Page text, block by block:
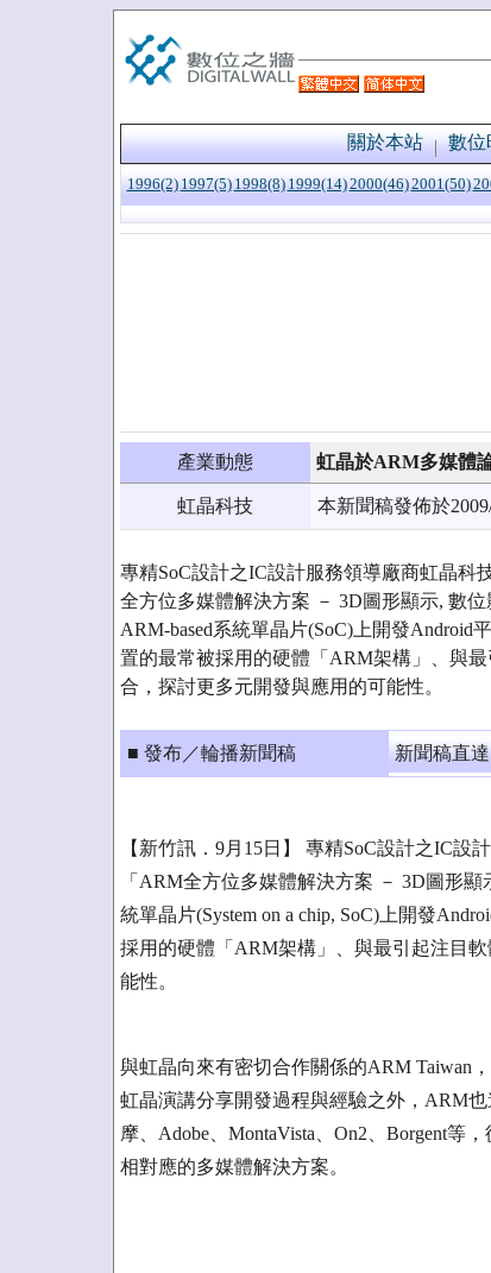
關於本站 數位
1996(2) 1997(5) 1998(8) 1999(14)2000(46)2001(50)
產業動態 虹晶於ARM多媒體
虹晶科技 本新聞稿發佈於
專精SoC設計之IC設計服務領導廠商虹晶科
全方位多媒體解決方案 － 3D圖形顯示, 數
ARM-based系統單晶片(SoC)上開發
置的最常被採用的硬體「ARM架構」、與
合，探討更多元開發與應用的可能性。
■ 發布／輪播新聞稿 新聞稿直
【新竹訊．9月15日】 專精SoC設計之IC
「ARM全方位多媒體解決方案 － 3D圖形
統單晶片(System on a chip, SoC)上開發
採用的硬體「ARM架構」、與最引起注目
能性。
與虹晶向來有密切合作關係的ARM Taiwan
虹晶演講分享開發過程與經驗之外，ARM
摩、Adobe、MontaVista、On2、Borgent
相對應的多媒體解決方案。